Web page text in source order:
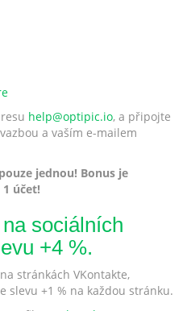
help@optipic.io, a připojte
a vaším e-mailem
jednou! Bonus je
účet!
sociálních
+4 %.
stránkách VKontakte,
slevu +1 % na každou stránku.